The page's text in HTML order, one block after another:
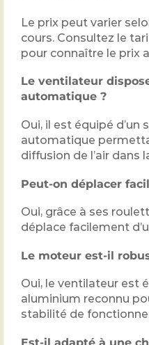
Le prix peut varier
cours. Consultez le
pour connaître le prix
Le ventilateur
automatique ?
Oui, il est équipé d’un
automatique
diffusion de l’air dans
Peut-on déplacer
Oui, grâce à ses
déplace facilement
Le moteur est-il
Oui, le ventilateur est
aluminium reconnu
stabilité de